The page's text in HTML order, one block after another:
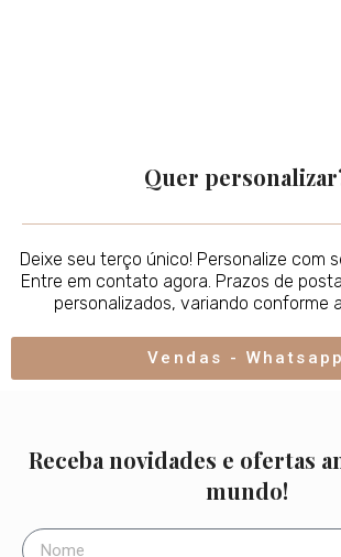
Quer
Deixe seu terço único! Personalize com
Entre em contato agora. Prazos de
personalizados, variando conforme
Vendas - Whatsapp
Receba novidades e ofertas
mundo!